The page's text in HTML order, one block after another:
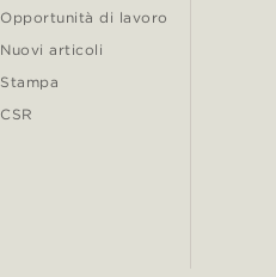
Opportunità di lavoro
Nuovi articoli
Stampa
CSR